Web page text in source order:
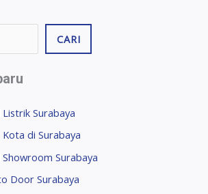
CARI
Surabaya
di Surabaya
Surabaya
Door Surabaya